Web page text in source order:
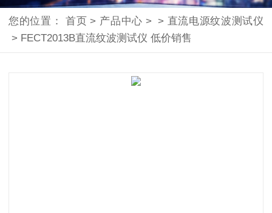
您的位置：首页 > 产品中心 > > 直流电源纹波测试仪
> FECT2013B直流纹波测试仪 低价销售